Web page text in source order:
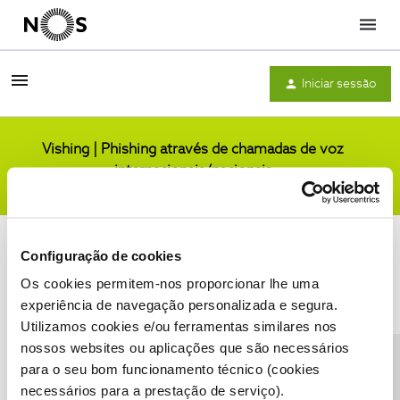
Configuração de cookies
Os cookies permitem-nos proporcionar lhe uma
experiência de navegação personalizada e segura.
Utilizamos cookies e/ou ferramentas similares nos
nossos websites ou aplicações que são necessários
para o seu bom funcionamento técnico (cookies
necessários para a prestação de serviço).
Menu
Iniciar sessão
Vishing | Phishing através de chamadas de voz
internacionais/nacionais
Condições do Fórum NOS Accessibility statement